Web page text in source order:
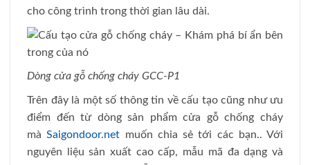
cho công trình trong thời gian lâu dài.
Dòng cửa gỗ chống cháy GCC-P1
Trên đây là một số thông tin về cấu tạo cũng như ưu
điểm đến từ dòng sản phẩm cửa gỗ chống cháy
màSaigondoor.net muốn chia sẻ tới các bạn.. Với
nguyên liệu sản xuất cao cấp, mẫu mã đa dạng và